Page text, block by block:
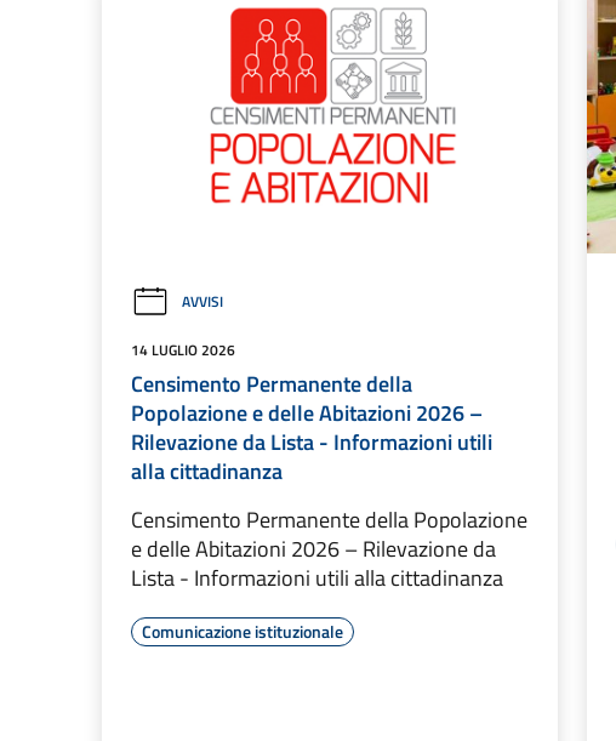
AVVISI
14 LUGLIO 2026
Censimento Permanente della
Popolazione e delle Abitazioni 2026 –
Rilevazione da Lista - Informazioni utili
alla cittadinanza
Censimento Permanente della Popolazione
e delle Abitazioni 2026 – Rilevazione da
Lista - Informazioni utili alla cittadinanza
Comunicazione istituzionale